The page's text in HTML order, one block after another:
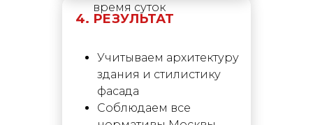
время суток
Учитываем архитектуру
здания и стилистику
фасада
Соблюдаем все
4. РЕЗУЛЬТАТ